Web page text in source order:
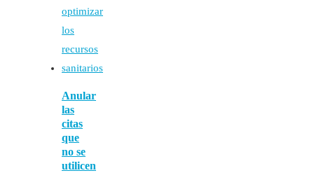
Anular
las
citas
que
no se
utilicen